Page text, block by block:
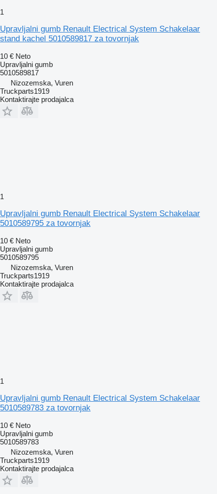
1
Upravljalni gumb Renault Electrical System Schakelaar
stand kachel 5010589817 za tovornjak
10 € Neto
Upravljalni gumb
5010589817
Nizozemska, Vuren
Truckparts1919
Kontaktirajte prodajalca
1
Upravljalni gumb Renault Electrical System Schakelaar
5010589795 za tovornjak
10 € Neto
Upravljalni gumb
5010589795
Nizozemska, Vuren
Truckparts1919
Kontaktirajte prodajalca
1
Upravljalni gumb Renault Electrical System Schakelaar
5010589783 za tovornjak
10 € Neto
Upravljalni gumb
5010589783
Nizozemska, Vuren
Truckparts1919
Kontaktirajte prodajalca